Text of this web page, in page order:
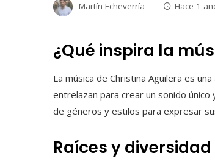
Martín Echeverría Hace 1
¿Qué inspira la
La música de Christina Aguilera es
entrelazan para crear un sonido
de géneros y estilos para expresar
Raíces y